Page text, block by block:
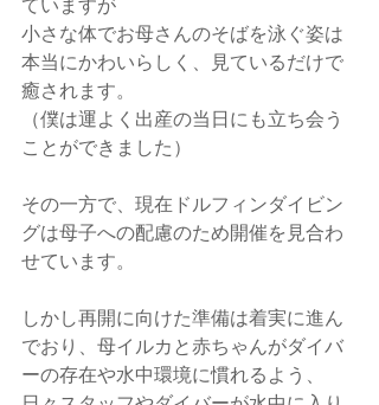
ていますが
小さな体でお母さんのそばを泳ぐ姿は
本当にかわいらしく、見ているだけで
癒されます。
（僕は運よく出産の当日にも立ち会う
ことができました）
その一方で、現在ドルフィンダイビン
グは母子への配慮のため開催を見合わ
せています。
しかし再開に向けた準備は着実に進ん
でおり、母イルカと赤ちゃんがダイバ
ーの存在や水中環境に慣れるよう、